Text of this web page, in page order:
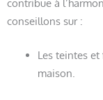
contribue à
conseillons sur :
Les teintes
maison.